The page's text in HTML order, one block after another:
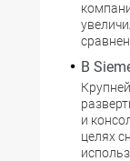
В
и
целях